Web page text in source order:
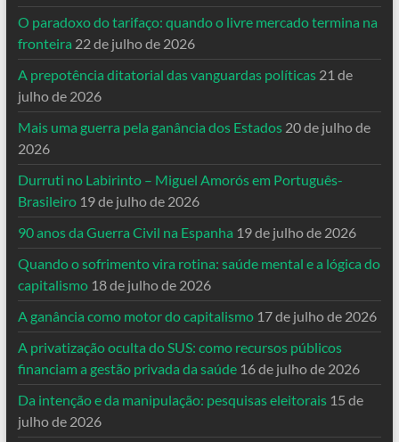
O paradoxo do tarifaço: quando o livre mercado termina na
fronteira 22 de julho de 2026
A prepotência ditatorial das vanguardas políticas 21 de
julho de 2026
Mais uma guerra pela ganância dos Estados 20 de julho de
2026
Durruti no Labirinto – Miguel Amorós em Português-
Brasileiro 19 de julho de 2026
90 anos da Guerra Civil na Espanha 19 de julho de 2026
Quando o sofrimento vira rotina: saúde mental e a lógica do
capitalismo 18 de julho de 2026
A ganância como motor do capitalismo 17 de julho de 2026
A privatização oculta do SUS: como recursos públicos
financiam a gestão privada da saúde 16 de julho de 2026
Da intenção e da manipulação: pesquisas eleitorais 15 de
julho de 2026